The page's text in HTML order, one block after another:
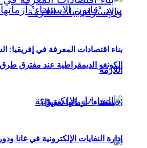
الكونغو الديمقراطية عند مفترق
الاستفتاء” أزماتها تعقيدًا؟
بناء اقتصادات المعرفة في إفريقيا:
اللازمة
إدارة النفايات الإلكترونية في غانا